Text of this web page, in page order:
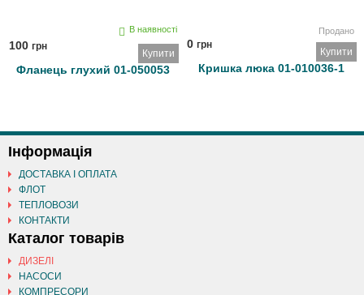
В наявності
100 грн
Купити
Фланець глухий 01-050053
Продано
0 грн
Купити
Кришка люка 01-010036-1
Інформація
ДОСТАВКА І ОПЛАТА
ФЛОТ
ТЕПЛОВОЗИ
КОНТАКТИ
Каталог товарів
ДИЗЕЛІ
НАСОСИ
КОМПРЕСОРИ